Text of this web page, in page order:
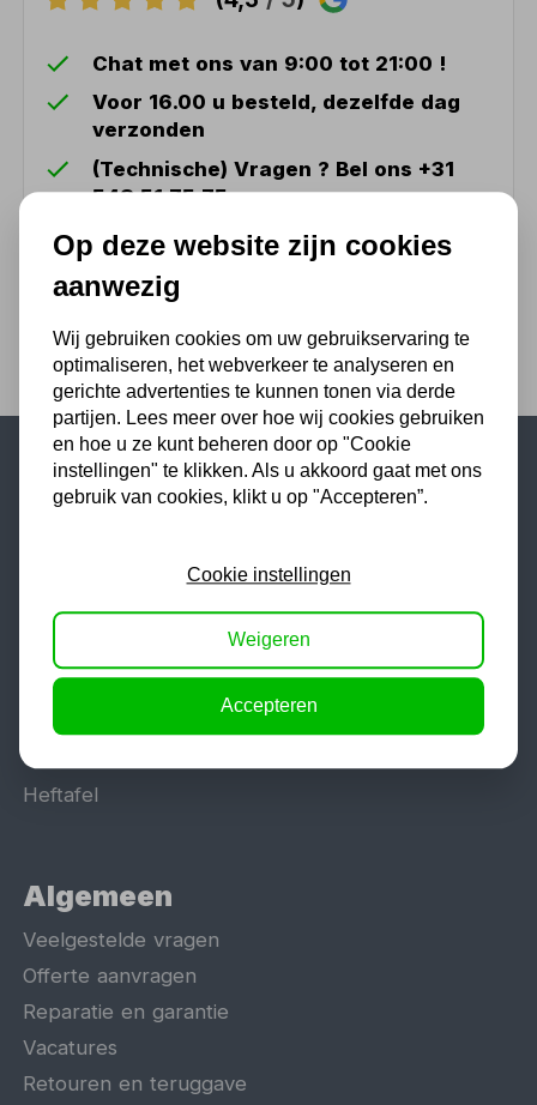
Chat met ons van 9:00 tot 21:00 !
Voor 16.00 u besteld, dezelfde dag
verzonden
(Technische) Vragen ? Bel ons +31
548 51 75 75
1.500 m2 winkel in Rijssen !
Twents familiebedrijf sinds 1992 !
Populaire categorieën
Tig lasapparaat
Hefbrug
Motorlift
Schaarlift
Heftafel
Algemeen
Veelgestelde vragen
Offerte aanvragen
Reparatie en garantie
Vacatures
Retouren en teruggave
Op deze website zijn cookies
aanwezig
Wij gebruiken cookies om uw gebruikservaring te
optimaliseren, het webverkeer te analyseren en
gerichte advertenties te kunnen tonen via derde
partijen. Lees meer over hoe wij cookies gebruiken
en hoe u ze kunt beheren door op "Cookie
instellingen" te klikken. Als u akkoord gaat met ons
gebruik van cookies, klikt u op "Accepteren”.
Cookie instellingen
Weigeren
Accepteren